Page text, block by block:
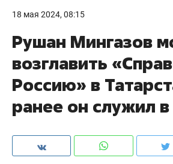
18 мая 2024, 08:15
Рушан Мингазов
возглавить
Россию» в
ранее он служил